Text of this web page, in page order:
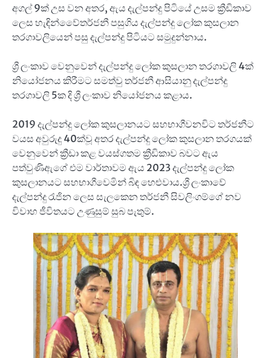
අගල් 9ක් උස වන අතර, ඇය දැල්පන්දු පිටියේ උසම ක්‍රීඩිකාව
ලෙස හැඳින්වේ‍ෙතර්ජනී පසුගිය දැල්පන්දු ලෝක කුසලාන
තරගාවලියෙන් පසු දැල්පන්දු පිටියට සමුදුන්නාය.
ශ්‍රී ලංකාව වෙනුවෙන් දැල්පන්දු ලෝක කුසලාන තරගාවලි 4ක්
නියෝජනය කිරීමට සමත්වු තර්ජනී ආසියානු දැල්පන්දු
තරගාවලි 5ක දි ශ්‍රී ලංකාව නියෝජනය කළාය.
2019 දැල්පන්දු ලෝක කුසලානයට සහභාගීවනවිට තර්ජනීට
වයස අවුරුදු 40ක්වූ අතර දැල්පන්දු ලෝක කුසලාන තරගයක්
වෙනුවෙන් ක්‍රීඩා කළ වයස්ගතම ක්‍රීඩිකාව බවට ඇය
පත්වුණිඇගේ එම වාර්තාවම ඇය 2023 දැල්පන්දු ලෝක
කුසලානයට සහභාගීවෙමින් බිඳ හෙළුවාය.ශ්‍රී ලංකාවේ
දැල්පන්දු රැජින ලෙස සැලකෙන තර්ජනී සිවලිංගම්ගේ නව
විවාහ ජීවිතයට උණුසුම් සුබ පැතුම්.